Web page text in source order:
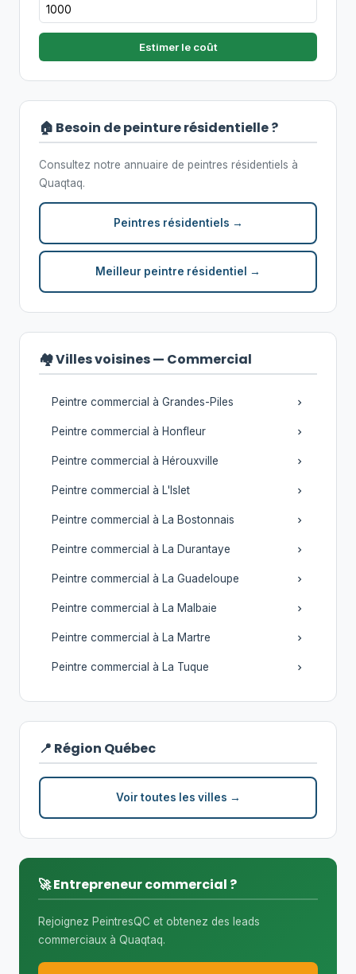
Estimer le coût
🏠 Besoin de peinture résidentielle ?
Consultez notre annuaire de peintres résidentiels à
Quaqtaq.
Peintres résidentiels →
Meilleur peintre résidentiel →
🏘️ Villes voisines — Commercial
Peintre commercial à Grandes-Piles
Peintre commercial à Honfleur
Peintre commercial à Hérouxville
Peintre commercial à L'Islet
Peintre commercial à La Bostonnais
Peintre commercial à La Durantaye
Peintre commercial à La Guadeloupe
Peintre commercial à La Malbaie
Peintre commercial à La Martre
Peintre commercial à La Tuque
📍 Région Québec
Voir toutes les villes →
🚀 Entrepreneur commercial ?
Rejoignez PeintresQC et obtenez des leads
commerciaux à Quaqtaq.